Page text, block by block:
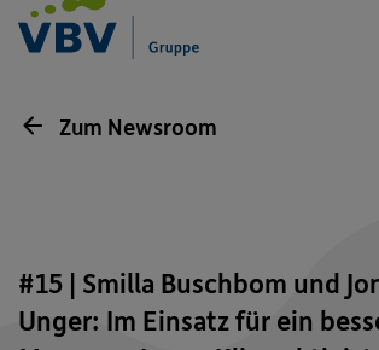
Zum Newsroom
#15 | Smilla Buschbom und
Unger: Im Einsatz für ein